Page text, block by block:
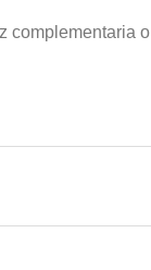
complementaria o